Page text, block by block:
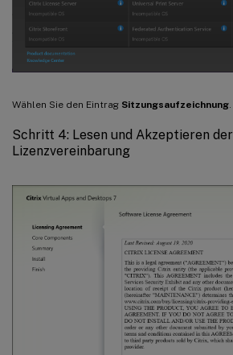
Wählen Sie den Eintrag Sitzungsaufzeichnung.
Schritt 4: Lesen und Akzeptieren der
Lizenzvereinbarung